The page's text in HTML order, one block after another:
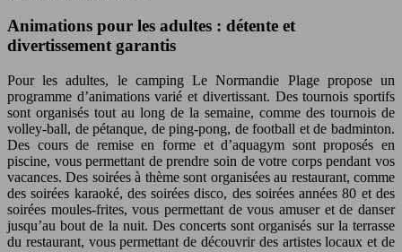
Animations pour les adultes : détente et
divertissement garantis
Pour les adultes, le camping Le Normandie Plage propose un
programme d’animations varié et divertissant. Des tournois sportifs
sont organisés tout au long de la semaine, comme des tournois de
volley-ball, de pétanque, de ping-pong, de football et de badminton.
Des cours de remise en forme et d’aquagym sont proposés en
piscine, vous permettant de prendre soin de votre corps pendant vos
vacances. Des soirées à thème sont organisées au restaurant, comme
des soirées karaoké, des soirées disco, des soirées années 80 et des
soirées moules-frites, vous permettant de vous amuser et de danser
jusqu’au bout de la nuit. Des concerts sont organisés sur la terrasse
du restaurant, vous permettant de découvrir des artistes locaux et de